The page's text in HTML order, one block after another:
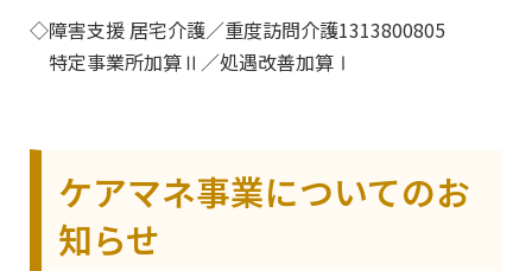
◇障害支援 居宅介護／重度訪問介護1313800805
特定事業所加算Ⅱ／処遇改善加算Ⅰ
ケアマネ事業についてのお
知らせ